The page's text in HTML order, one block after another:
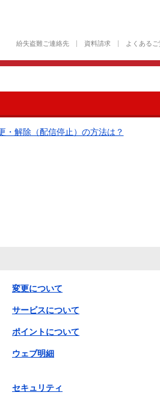
紛失盗難ご連絡先 資料請求 よくあるご
・解除（配信停止）の方法は？
変更について
サービスについて
ポイントについて
ウェブ明細
セキュリティ